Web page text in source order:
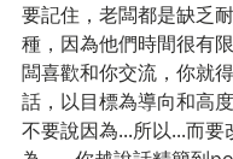
要記住，老闆都是缺乏
種，因為他們時間很有
闆喜歡和你交流，你就
話，以目標為導向和高度
不要說因為...所以...而要